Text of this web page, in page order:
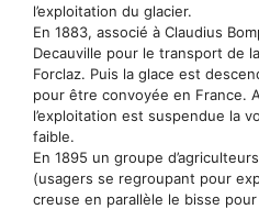
l’exploitation du glacier.
En 1883, associé à Claudius
Decauville pour le transport de
Forclaz. Puis la glace est
pour être convoyée en France.
l’exploitation est suspendue la
faible.
En 1895 un groupe
(usagers se regroupant pour
creuse en parallèle le bisse pour